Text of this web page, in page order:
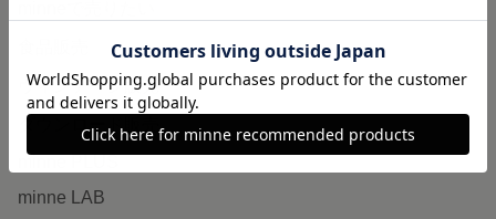
ヴィンテージ販売
ダウンロード販売
minne LAB